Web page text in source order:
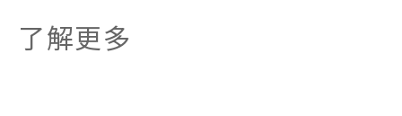
了解更多